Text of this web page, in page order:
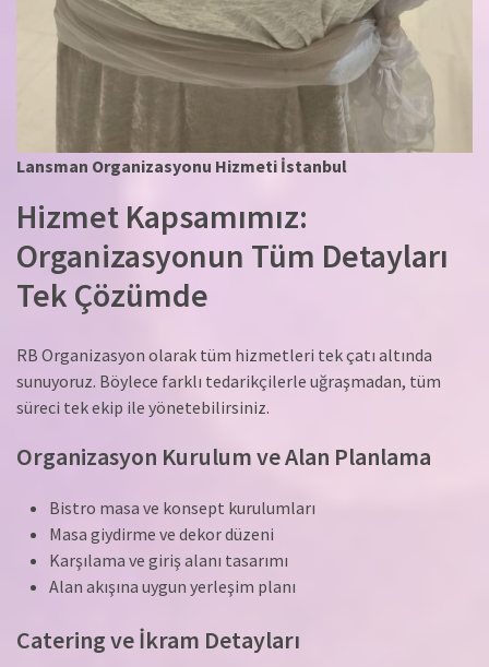
Lansman Organizasyonu Hizmeti İstanbul
Hizmet Kapsamımız:
Organizasyonun Tüm Detayları
Tek Çözümde
RB Organizasyon olarak tüm hizmetleri tek çatı altında
sunuyoruz. Böylece farklı tedarikçilerle uğraşmadan, tüm
süreci tek ekip ile yönetebilirsiniz.
Organizasyon Kurulum ve Alan Planlama
Bistro masa ve konsept kurulumları
Masa giydirme ve dekor düzeni
Karşılama ve giriş alanı tasarımı
Alan akışına uygun yerleşim planı
Catering ve İkram Detayları